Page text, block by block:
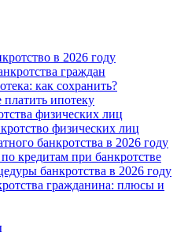
в 2026 году
граждан
как сохранить?
платить ипотеку
физических лиц
физических лиц
банкротства в 2026 году
кредитам при банкротстве
банкротства в 2026 году
гражданина: плюсы и